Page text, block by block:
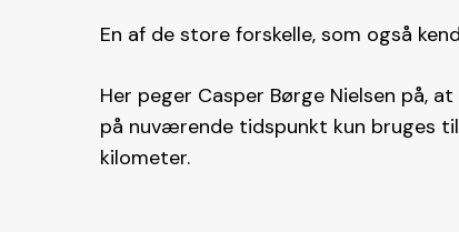
En af de store forskelle, som også
Her peger Casper Børge Nielsen på,
på nuværende tidspunkt kun bruges
kilometer.